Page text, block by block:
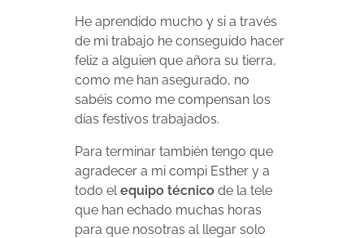
He aprendido mucho y si a través
de mi trabajo he conseguido hacer
feliz a alguien que añora su tierra,
como me han asegurado, no
sabéis como me compensan los
días festivos trabajados.
Para terminar también tengo que
agradecer a mi compi Esther y a
todo elequipo técnico de la tele
que han echado muchas horas
para que nosotras al llegar solo